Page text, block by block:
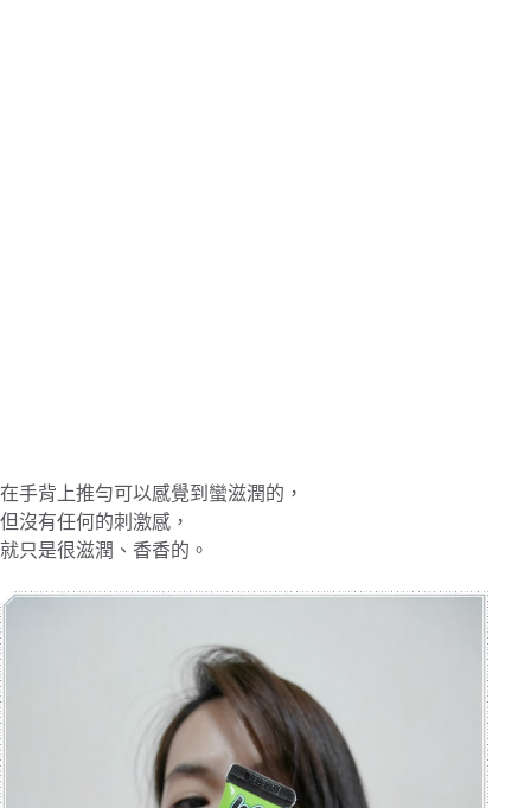
在手背上推勻可以感覺到蠻滋潤的，
但沒有任何的刺激感，
就只是很滋潤、香香的。